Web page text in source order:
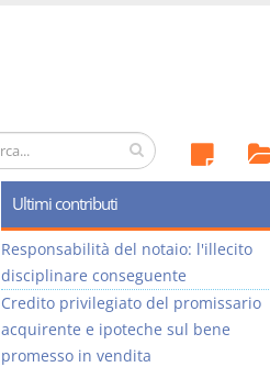
Ultimi contributi
Responsabilità del notaio: l'illecito
disciplinare conseguente
Credito privilegiato del promissario
acquirente e ipoteche sul bene
promesso in vendita